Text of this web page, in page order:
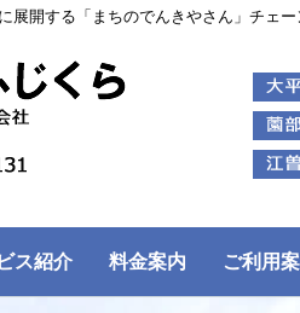
展開する「まちのでんきやさん」チェ
ス紹介 料金案内 ご利用